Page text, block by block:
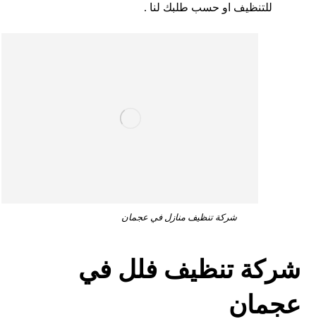
للتنظيف او حسب طلبك لنا .
شركة تنظيف منازل في عجمان
شركة تنظيف فلل في
عجمان